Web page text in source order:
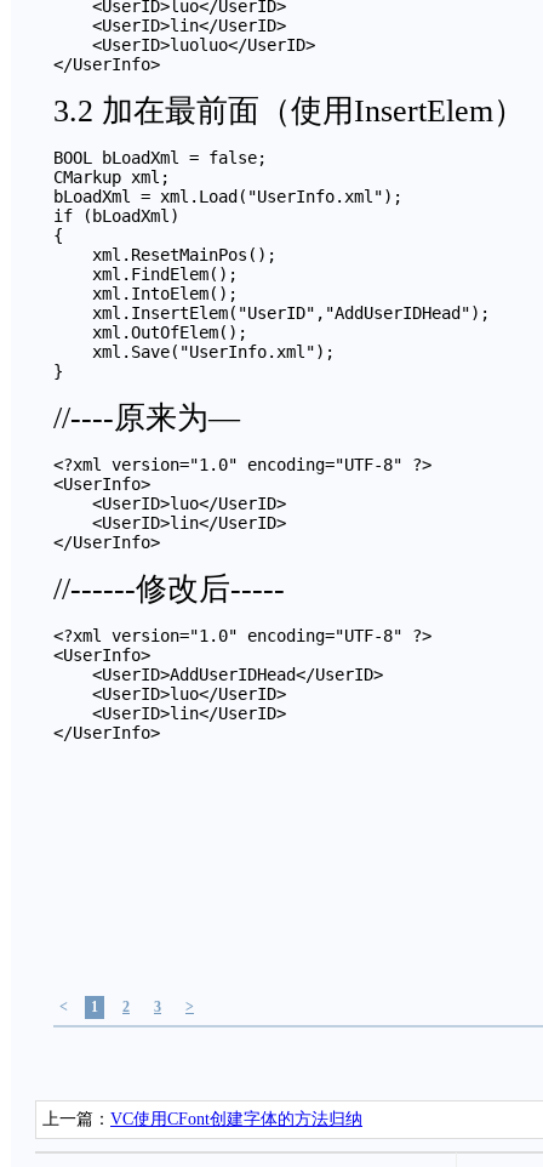
    <UserID>luo</UserID>
    <UserID>lin</UserID>
    <UserID>luoluo</UserID>
3.2 加在最前面（使用InsertElem）
BOOL bLoadXml = false;
CMarkup xml;
bLoadXml = xml.Load("UserInfo.xml");
if (bLoadXml)
{
    xml.ResetMainPos();
    xml.FindElem();
    xml.IntoElem();
    xml.InsertElem("UserID","AddUserIDHead");
    xml.OutOfElem();
    xml.Save("UserInfo.xml");
//----原来为—
<?xml version="1.0" encoding="UTF-8" ?>
<UserInfo>
    <UserID>luo</UserID>
    <UserID>lin</UserID>
//------修改后-----
<?xml version="1.0" encoding="UTF-8" ?>
<UserInfo>
    <UserID>AddUserIDHead</UserID>
    <UserID>luo</UserID>
    <UserID>lin</UserID>
< 1 2 3 >
上一篇： VC使用CFont创建字体的方法归纳